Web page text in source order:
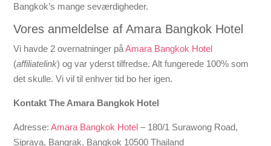
Bangkok’s mange seværdigheder.
Vores anmeldelse af Amara Bangkok Hotel
Vi havde 2 overnatninger påAmara Bangkok Hotel
(affiliatelink) og var yderst tilfredse. Alt fungerede 100% som
det skulle. Vi vil til enhver tid bo her igen.
Kontakt The Amara Bangkok Hotel
Adresse:Amara Bangkok Hotel – 180/1 Surawong Road,
Sipraya, Bangrak, Bangkok 10500 Thailand